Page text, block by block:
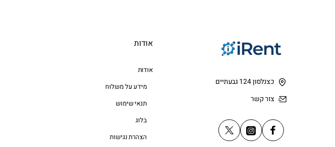
כצנלסון 124 גבעתיים
צור קשר
אודות
אודות
מידע על משלוח
תנאי שימוש
בלוג
הצהרת נגישות